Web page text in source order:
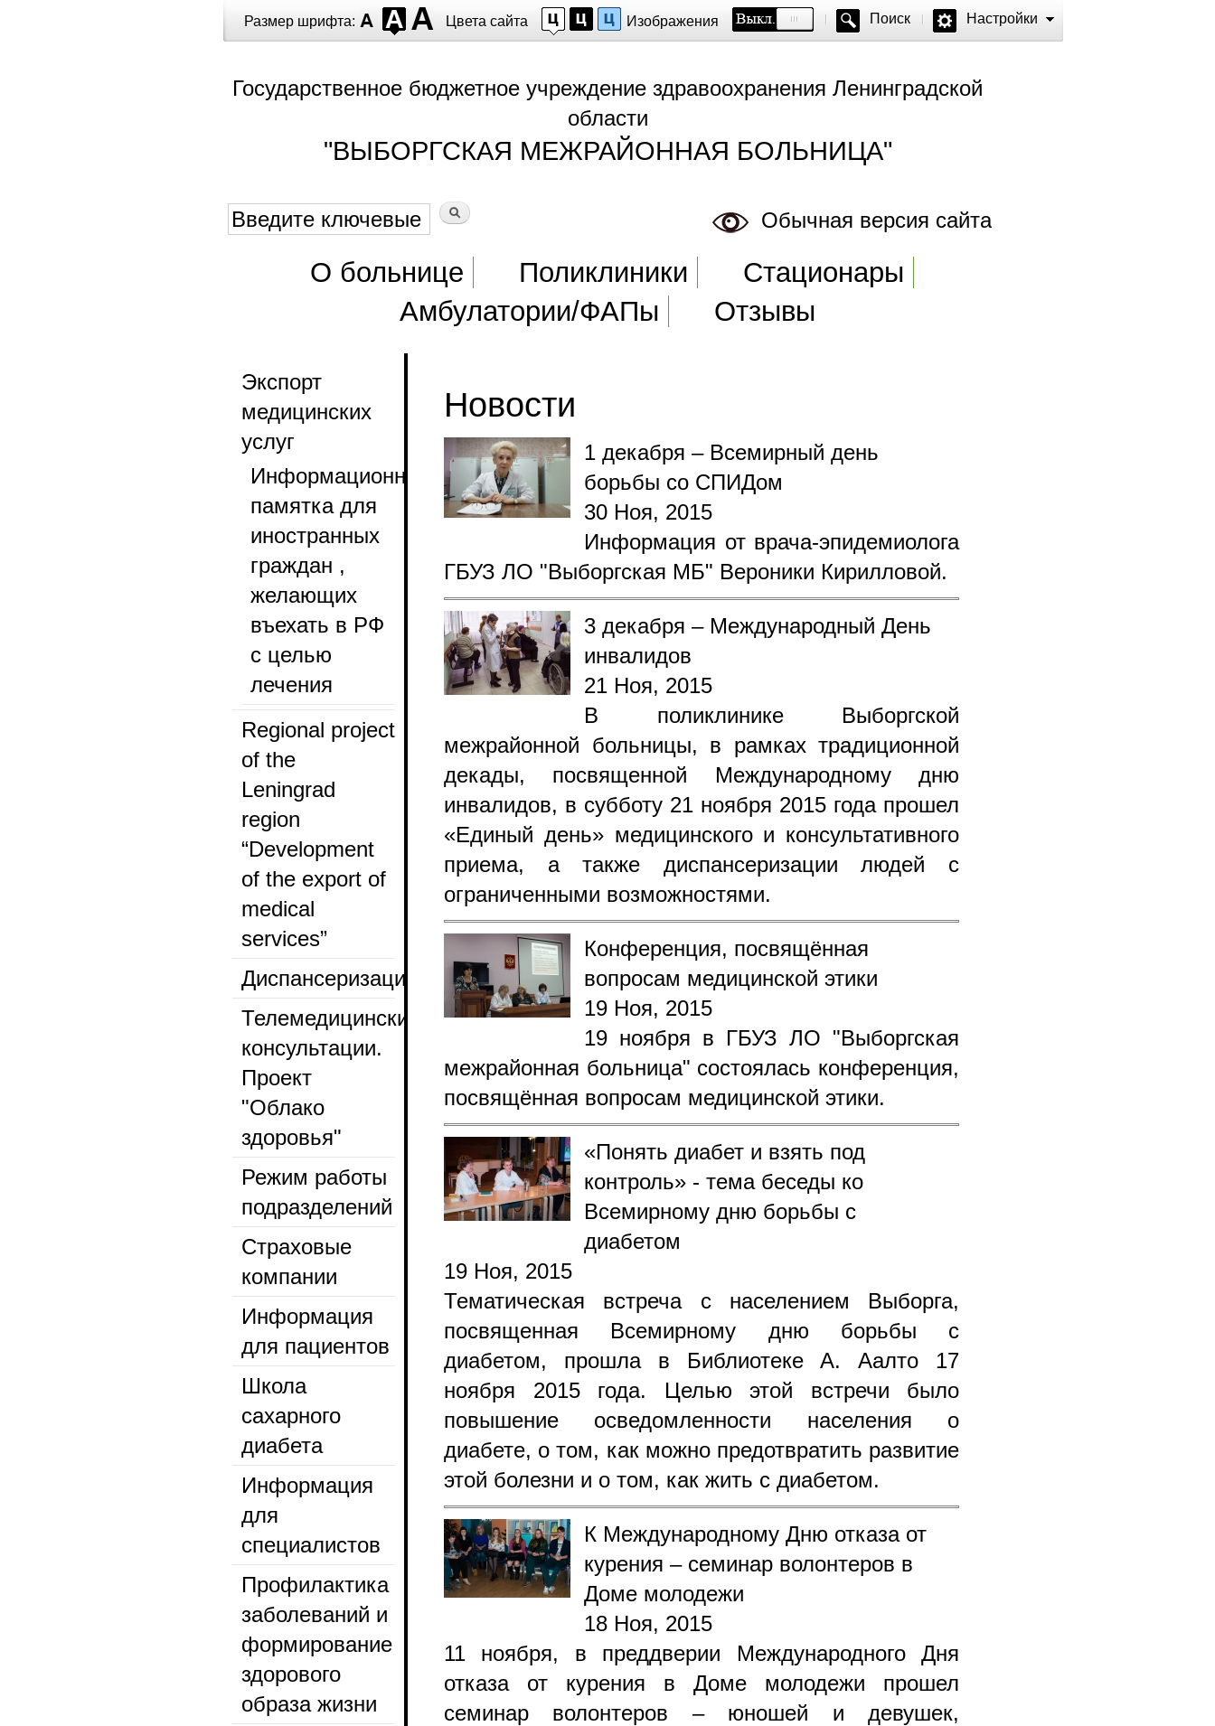
Государственное бюджетное учреждение здравоохранения Ленинградской
области
"ВЫБОРГСКАЯ МЕЖРАЙОННАЯ БОЛЬНИЦА"
Форма поиска
Поиск Обычная версия сайта
Размер шрифта: Цвета сайта Изображения Поиск Настройки
Главное меню
О больнице Поликлиники
Стационары
Амбулатории/ФАПы
Отзывы
Экспорт
медицинских
услуг
Информационная
памятка для
иностранных
граждан ,
желающих
въехать в РФ
с целью
лечения
Regional project
of the
Leningrad
region
“Development
of the export of
medical
services”
Диспансеризация
Телемедицинские
консультации.
Проект
"Облако
здоровья"
Режим работы
подразделений
Страховые
компании
Информация
для пациентов
Школа
сахарного
диабета
Информация
для
специалистов
Профилактика
заболеваний и
формирование
здорового
образа жизни
Новости
1 декабря – Всемирный день
борьбы со СПИДом
30 Ноя, 2015
Информация от врача-эпидемиолога
ГБУЗ ЛО "Выборгская МБ" Вероники Кирилловой.
3 декабря – Международный День
инвалидов
21 Ноя, 2015
В поликлинике Выборгской
межрайонной больницы, в рамках традиционной
декады, посвященной Международному дню
инвалидов, в субботу 21 ноября 2015 года прошел
«Единый день» медицинского и консультативного
приема, а также диспансеризации людей с
ограниченными возможностями.
Конференция, посвящённая
вопросам медицинской этики
19 Ноя, 2015
19 ноября в ГБУЗ ЛО "Выборгская
межрайонная больница" состоялась конференция,
посвящённая вопросам медицинской этики.
«Понять диабет и взять под
контроль» - тема беседы ко
Всемирному дню борьбы с
диабетом
19 Ноя, 2015
Тематическая встреча с населением Выборга,
посвященная Всемирному дню борьбы с
диабетом, прошла в Библиотеке А. Аалто 17
ноября 2015 года. Целью этой встречи было
повышение осведомленности населения о
диабете, о том, как можно предотвратить развитие
этой болезни и о том, как жить с диабетом.
К Международному Дню отказа от
курения – семинар волонтеров в
Доме молодежи
18 Ноя, 2015
11 ноября, в преддверии Международного Дня
отказа от курения в Доме молодежи прошел
семинар волонтеров – юношей и девушек,